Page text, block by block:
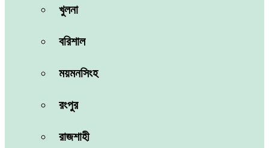
খুলনা
বরিশাল
ময়মনসিংহ
রংপুর
রাজশাহী